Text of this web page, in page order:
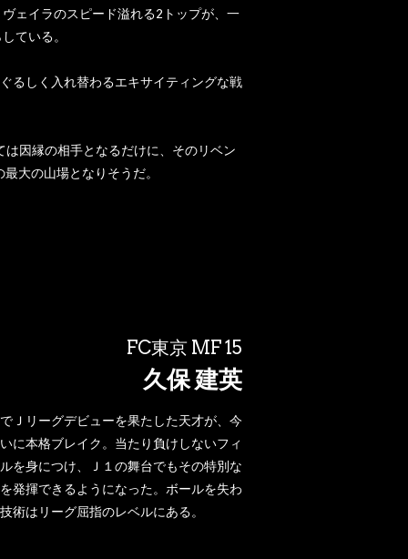
ェイラのスピード溢れる2トップが、一
ている。
るしく入れ替わるエキサイティングな戦
因縁の相手となるだけに、そのリベン
大の山場となりそうだ。
FC東京 MF 15
久保 建英
Ｊリーグデビューを果たした天才が、今
に本格ブレイク。当たり負けしないフィ
を身につけ、Ｊ１の舞台でもその特別な
発揮できるようになった。ボールを失わ
術はリーグ屈指のレベルにある。